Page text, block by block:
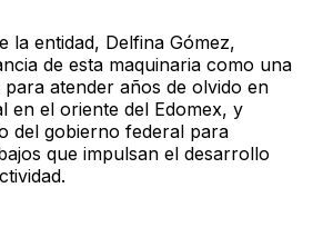
la entidad, Delfina Gómez,
de esta maquinaria como una
atender años de olvido en
en el oriente del Edomex, y
del gobierno federal para
que impulsan el desarrollo